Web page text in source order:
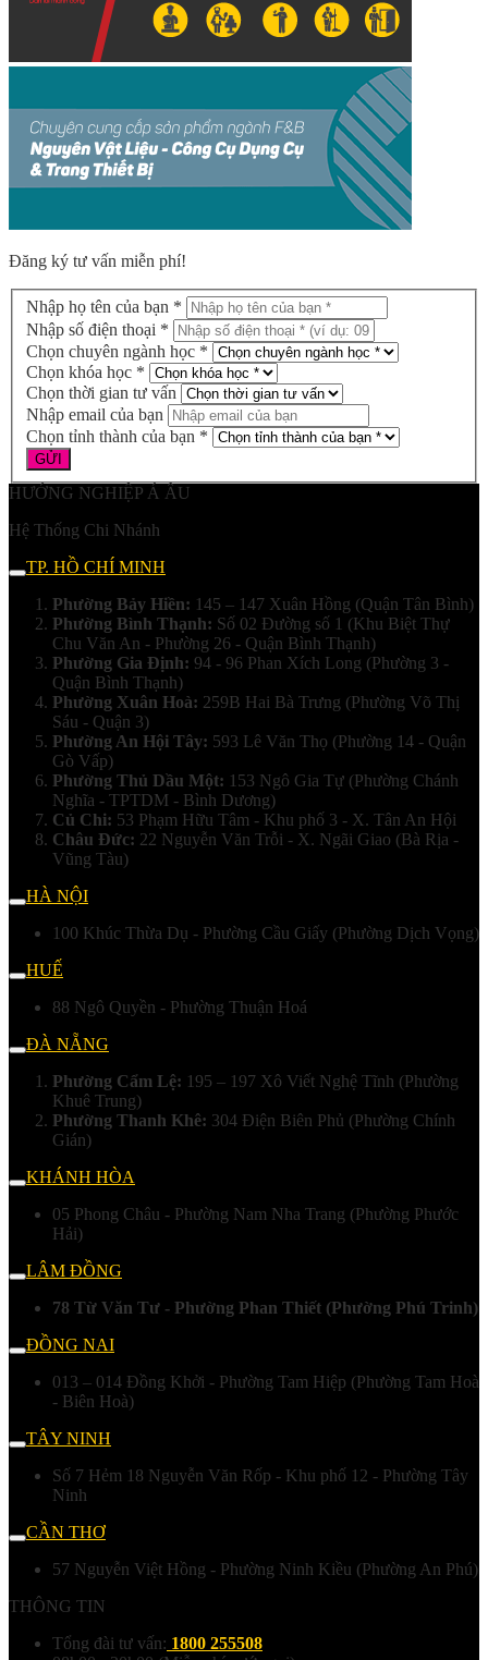
Đăng ký tư vấn miễn phí!
Nhập họ tên của bạn *
Nhập số điện thoại *
Chọn chuyên ngành học *
Chọn khóa học *
Chọn thời gian tư vấn
Nhập email của bạn
Chọn tỉnh thành của bạn *
HƯỚNG NGHIỆP Á ÂU
Hệ Thống Chi Nhánh
TP. HỒ CHÍ MINH
Phường Bảy Hiền: 145 – 147 Xuân Hồng (Quận Tân Bình)
Phường Bình Thạnh: Số 02 Đường số 1 (Khu Biệt Thự
Chu Văn An - Phường 26 - Quận Bình Thạnh)
Phường Gia Định: 94 - 96 Phan Xích Long (Phường 3 -
Quận Bình Thạnh)
Phường Xuân Hoà: 259B Hai Bà Trưng (Phường Võ Thị
Sáu - Quận 3)
Phường An Hội Tây: 593 Lê Văn Thọ (Phường 14 - Quận
Gò Vấp)
Phường Thủ Dầu Một: 153 Ngô Gia Tự (Phường Chánh
Nghĩa - TPTDM - Bình Dương)
Củ Chi: 53 Phạm Hữu Tâm - Khu phố 3 - X. Tân An Hội
Châu Đức: 22 Nguyễn Văn Trỗi - X. Ngãi Giao (Bà Rịa -
Vũng Tàu)
HÀ NỘI
100 Khúc Thừa Dụ - Phường Cầu Giấy (Phường Dịch Vọng)
HUẾ
88 Ngô Quyền - Phường Thuận Hoá
ĐÀ NẴNG
Phường Cẩm Lệ: 195 – 197 Xô Viết Nghệ Tĩnh (Phường
Khuê Trung)
Phường Thanh Khê: 304 Điện Biên Phủ (Phường Chính
Gián)
KHÁNH HÒA
05 Phong Châu - Phường Nam Nha Trang (Phường Phước
Hải)
LÂM ĐỒNG
78 Từ Văn Tư - Phường Phan Thiết (Phường Phú Trinh)
ĐỒNG NAI
013 – 014 Đồng Khởi - Phường Tam Hiệp (Phường Tam Hoà
- Biên Hoà)
TÂY NINH
Số 7 Hẻm 18 Nguyễn Văn Rốp - Khu phố 12 - Phường Tây
Ninh
CẦN THƠ
57 Nguyễn Việt Hồng - Phường Ninh Kiều (Phường An Phú)
THÔNG TIN
Tổng đài tư vấn: 1800 255508